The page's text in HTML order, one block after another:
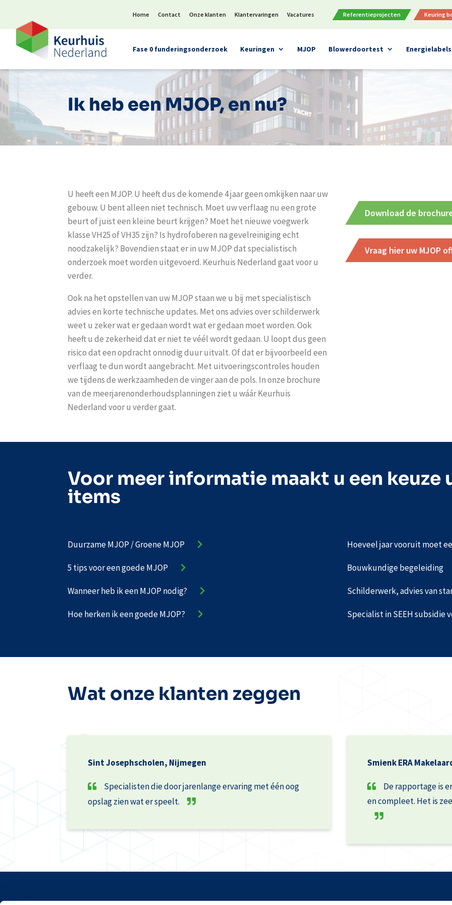
Home Contact Onze klanten Klantervaringen Vacatures Referentieprojecten Keuring
Fase 0 funderingsonderzoek Keuringen MJOP Blowerdoortest Energielabels
Ik heb een MJOP, en nu?
U heeft een MJOP. U heeft dus de komende 4 jaar geen omkijken naar uw
gebouw. U bent alleen niet technisch. Moet uw verflaag nu een grote
beurt of juist een kleine beurt krijgen? Moet het nieuwe voegwerk
klasse VH25 of VH35 zijn? Is hydrofoberen na gevelreiniging echt
noodzakelijk? Bovendien staat er in uw MJOP dat specialistisch
onderzoek moet worden uitgevoerd. Keurhuis Nederland gaat voor u
verder.
Ook na het opstellen van uw MJOP staan we u bij met specialistisch
advies en korte technische updates. Met ons advies over schilderwerk
weet u zeker wat er gedaan wordt wat er gedaan moet worden. Ook
heeft u de zekerheid dat er niet te véél wordt gedaan. U loopt dus geen
risico dat een opdracht onnodig duur uitvalt. Of dat er bijvoorbeeld een
verflaag te dun wordt aangebracht. Met uitvoeringscontroles houden
we tijdens de werkzaamheden de vinger aan de pols. In onze brochure
van de meerjarenonderhoudsplanningen ziet u wáár Keurhuis
Nederland voor u verder gaat.
Download de
Vraag hier uw MJOP
Voor meer informatie maakt u een
items
Duurzame MJOP / Groene MJOP
5 tips voor een goede MJOP
Wanneer heb ik een MJOP nodig?
Hoe herken ik een goede MJOP?
Hoeveel jaar vooruit moet
Bouwkundige begeleiding
Schilderwerk, advies van
Specialist in SEEH subsidie
Wat onze klanten zeggen
Sint Josephscholen, Nijmegen
Specialisten die door jarenlange ervaring met één oog
opslag zien wat er speelt.
Smienk ERA
De rapportage is
en compleet. Het is